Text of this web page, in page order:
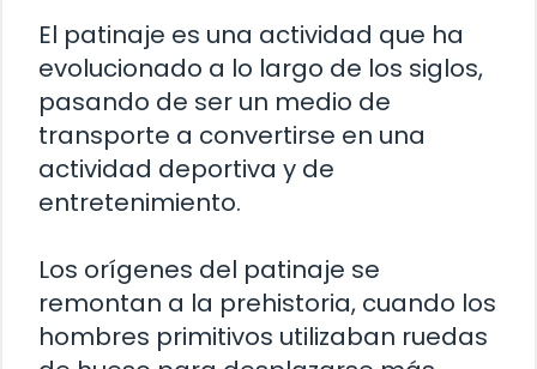
El patinaje es una actividad que ha
evolucionado a lo largo de los siglos,
pasando de ser un medio de
transporte a convertirse en una
actividad deportiva y de
entretenimiento.
Los orígenes del patinaje se
remontan a la prehistoria, cuando los
hombres primitivos utilizaban ruedas